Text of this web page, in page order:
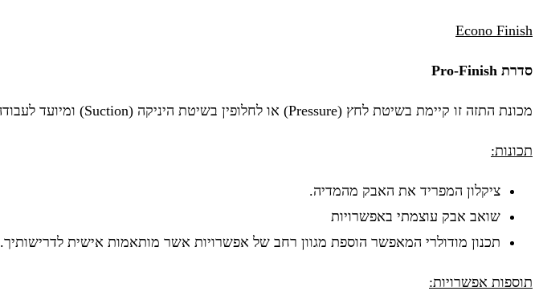
Econo Finish
סדרת Pro-Finish
מכונת התזה זו קיימת בשיטת לחץ (Pressure) או לחלופין בשיטת היניקה (Suction) ומיועד לעבודה רציפה ומאסיבית.
תכונות:
ציקלון המפריד את האבק מהמדיה.
שואב אבק עוצמתי באפשרויות
תכנון מודולרי המאפשר הוספת מגוון רחב של אפשרויות אשר מותאמות אישית לדרישותיך.
תוספות אפשרויות: